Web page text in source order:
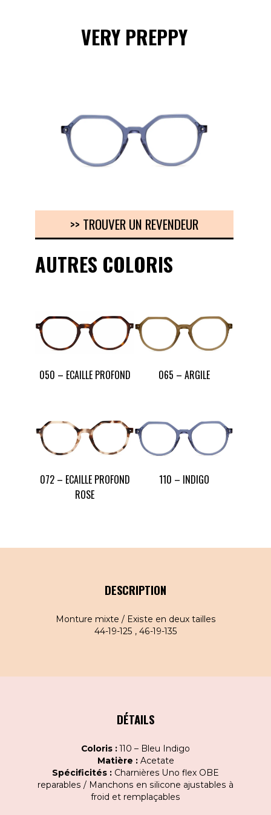
VERY PREPPY
>> TROUVER UN REVENDEUR
AUTRES COLORIS
050 – ECAILLE PROFOND 065 – ARGILE
072 – ECAILLE PROFOND
ROSE
110 – INDIGO
DESCRIPTION
Monture mixte / Existe en deux tailles
44-19-125 , 46-19-135
DÉTAILS
Coloris :110 – Bleu Indigo
Matière : Acetate
Spécificités : Charnières Uno flex OBE
reparables / Manchons en silicone ajustables à
froid et remplaçables